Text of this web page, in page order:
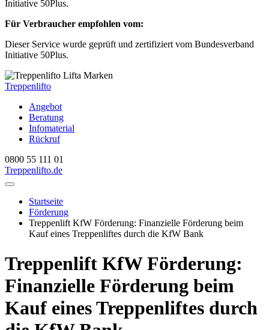
Initiative 50Plus.
Für Verbraucher empfohlen vom:
Dieser Service wurde geprüft und zertifiziert vom Bundesverband
Initiative 50Plus.
Treppenlifto
Angebot
Beratung
Infomaterial
Rückruf
0800 55 111 01
Treppenlifto.de
Startseite
Förderung
Treppenlift KfW Förderung: Finanzielle Förderung beim
Kauf eines Treppenliftes durch die KfW Bank
Treppenlift KfW Förderung:
Finanzielle Förderung beim
Kauf eines Treppenliftes durch